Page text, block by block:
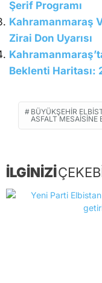
Şerif Programı
Kahramanmaraş
Zirai Don Uyarısı
Beklenti Haritası:
BÜYÜKŞEHIR
ASFALT MESAISINE
İLGİNİZİ